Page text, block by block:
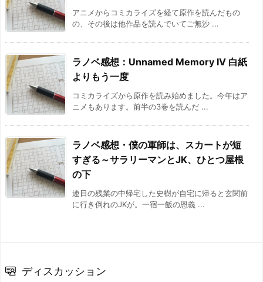
アニメからコミカライズを経て原作を読んだもの
の、その後は他作品を読んでいてご無沙 ...
ラノベ感想：Unnamed Memory IV 白紙
よりもう一度
コミカライズから原作を読み始めました。今年はア
ニメもあります。前半の3巻を読んだ ...
ラノベ感想・僕の軍師は、スカートが短
すぎる～サラリーマンとJK、ひとつ屋根
の下
連日の残業の中帰宅した史樹が自宅に帰ると玄関前
に行き倒れのJKが。一宿一飯の恩義 ...
ディスカッション